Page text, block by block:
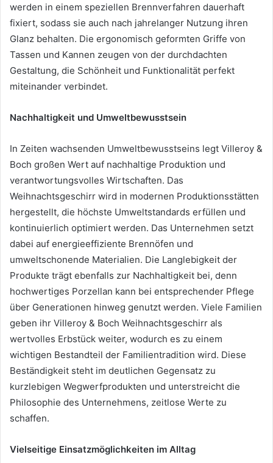
werden in einem speziellen Brennverfahren dauerhaft
fixiert, sodass sie auch nach jahrelanger Nutzung ihren
Glanz behalten. Die ergonomisch geformten Griffe von
Tassen und Kannen zeugen von der durchdachten
Gestaltung, die Schönheit und Funktionalität perfekt
miteinander verbindet.
Nachhaltigkeit und Umweltbewusstsein
In Zeiten wachsenden Umweltbewusstseins legt Villeroy &
Boch großen Wert auf nachhaltige Produktion und
verantwortungsvolles Wirtschaften. Das
Weihnachtsgeschirr wird in modernen Produktionsstätten
hergestellt, die höchste Umweltstandards erfüllen und
kontinuierlich optimiert werden. Das Unternehmen setzt
dabei auf energieeffiziente Brennöfen und
umweltschonende Materialien. Die Langlebigkeit der
Produkte trägt ebenfalls zur Nachhaltigkeit bei, denn
hochwertiges Porzellan kann bei entsprechender Pflege
über Generationen hinweg genutzt werden. Viele Familien
geben ihr Villeroy & Boch Weihnachtsgeschirr als
wertvolles Erbstück weiter, wodurch es zu einem
wichtigen Bestandteil der Familientradition wird. Diese
Beständigkeit steht im deutlichen Gegensatz zu
kurzlebigen Wegwerfprodukten und unterstreicht die
Philosophie des Unternehmens, zeitlose Werte zu
schaffen.
Vielseitige Einsatzmöglichkeiten im Alltag